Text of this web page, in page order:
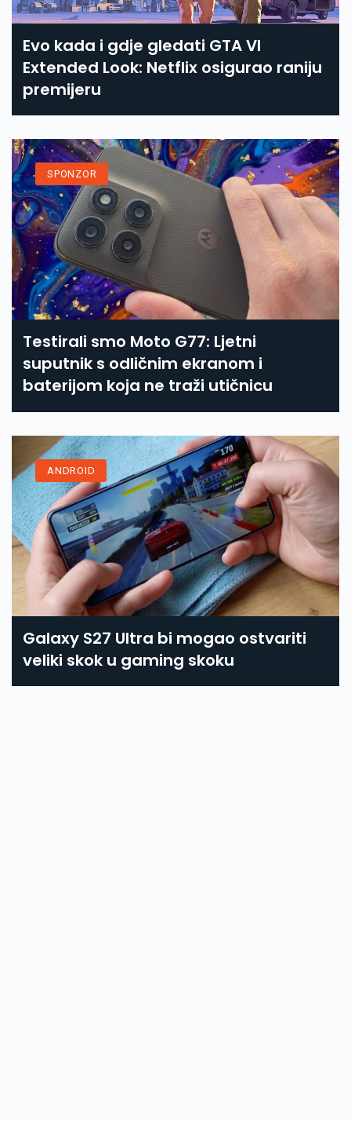
Evo kada i gdje gledati GTA VI
Extended Look: Netflix osigurao raniju
premijeru
SPONZOR
Testirali smo Moto G77: Ljetni
suputnik s odličnim ekranom i
baterijom koja ne traži utičnicu
ANDROID
Galaxy S27 Ultra bi mogao ostvariti
veliki skok u gaming skoku